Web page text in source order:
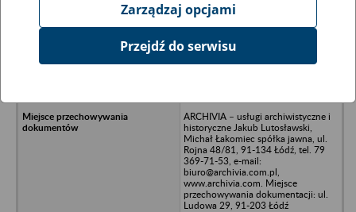
Ukryj wszystkie pozycje bazy
Thulium Software Sp. z o.o. z
ARCHIVIA – usługi archiwistyczne i
historyczne Jakub Lutosławski,
Michał Łakomiec spółka jawna, ul.
Rojna 48/81, 91-134 Łódź, tel. 79
369-71-53, e-mail:
biuro@archivia.com.pl,
www.archivia.com. Miejsce
przechowywania dokumentacji: ul.
Ludowa 29, 91-203 Łódź
Zarządzaj opcjami
Przejdź do serwisu